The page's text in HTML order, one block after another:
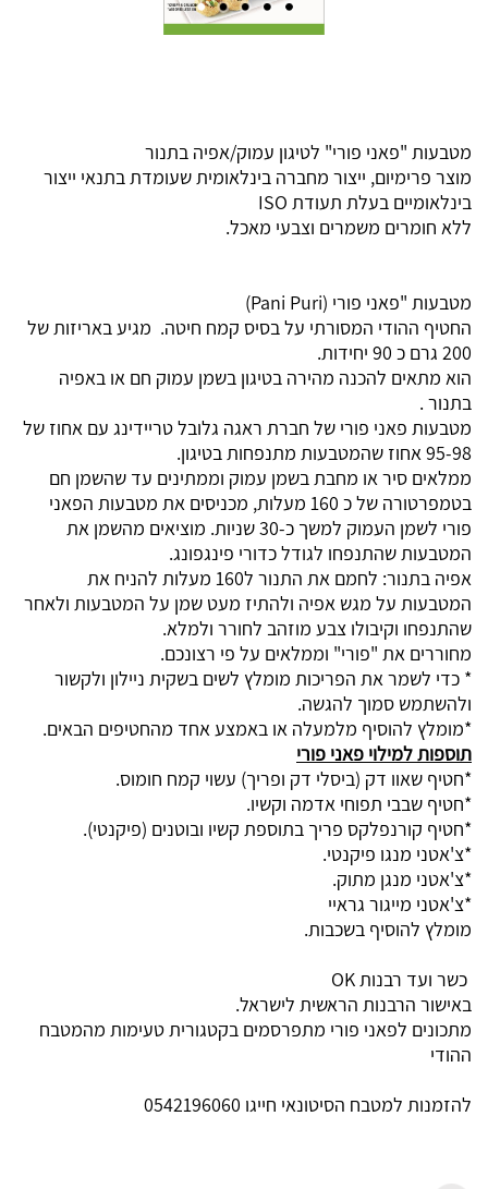
מטבעות "פאני פורי" לטיגון עמוק/אפיה בתנור
מוצר פרימיום, ייצור מחברה בינלאומית שעומדת בתנאי ייצור
בינלאומיים בעלת תעודת ISO
ללא חומרים משמרים וצבעי מאכל.
מטבעות "פאני פורי (Pani Puri)
החטיף ההודי המסורתי על בסיס קמח חיטה. מגיע באריזות של
200 גרם כ 90 יחידות.
הוא מתאים להכנה מהירה בטיגון בשמן עמוק חם או באפיה
בתנור .
מטבעות פאני פורי של חברת ראגה גלובל טריידינג עם אחוז של
95-98 אחוז שהמטבעות מתנפחות בטיגון.
ממלאים סיר או מחבת בשמן עמוק וממתינים עד שהשמן חם
בטמפרטורה של כ 160 מעלות, מכניסים את מטבעות הפאני
פורי לשמן העמוק למשך כ-30 שניות. מוציאים מהשמן את
המטבעות שהתנפחו לגודל כדורי פינגפונג.
אפיה בתנור: לחמם את התנור ל160 מעלות להניח את
המטבעות על מגש אפיה ולהתיז מעט שמן על המטבעות ולאחר
שהתנפחו וקיבולו צבע מוזהב לחורר ולמלא.
מחוררים את "פורי" וממלאים על פי רצונכם.
* כדי לשמר את הפריכות מומלץ לשים בשקית ניילון ולקשור
ולהשתמש סמוך להגשה.
*מומלץ להוסיף מלמעלה או באמצע אחד מהחטיפים הבאים.
תוספות למילוי פאני פורי
*חטיף שאוו דק (ביסלי דק ופריך) עשוי קמח חומוס.
*חטיף שבבי תפוחי אדמה וקשיו.
*חטיף קורנפלקס פריך בתוספת קשיו ובוטנים (פיקנטי).
*צ'אטני מנגו פיקנטי.
*צ'אטני מנגן מתוק.
*צ'אטני מייגור גראיי
מומלץ להוסיף בשכבות.
כשר ועד רבנות OK
באישור הרבנות הראשית לישראל.
מתכונים לפאני פורי מתפרסמים בקטגורית טעימות מהמטבח
ההודי
להזמנות למטבח הסיטונאי חייגו 0542196060